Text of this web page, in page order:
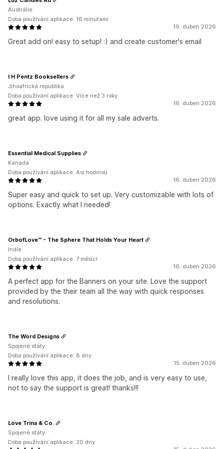
19. duben 2026
Great add on! easy to setup! :) and create customer's email
Austrálie
Doba používání aplikace: 16 minutami
16. duben 2026
great app. love using it for all my sale adverts.
I H Pentz Booksellers
Jihoafrická republika
Doba používání aplikace: Více než 3 roky
16. duben 2026
Super easy and quick to set up. Very customizable with lots of
options. Exactly what I needed!
Essential Medical Supplies
Kanada
Doba používání aplikace: Asi hodinou
16. duben 2026
A perfect app for the Banners on your site. Love the support
provided by the their team all the way with quick responses
and resolutions.
OrbofLove™ - The Sphere That Holds Your Heart
Indie
Doba používání aplikace: 7 měsíci
15. duben 2026
I really love this app, it does the job, and is very easy to use,
not to say the support is great! thanks!!!
The Word Designs
Spojené státy
Doba používání aplikace: 8 dny
Love Trina & Co.
Spojené státy
Doba používání aplikace: 30 dny